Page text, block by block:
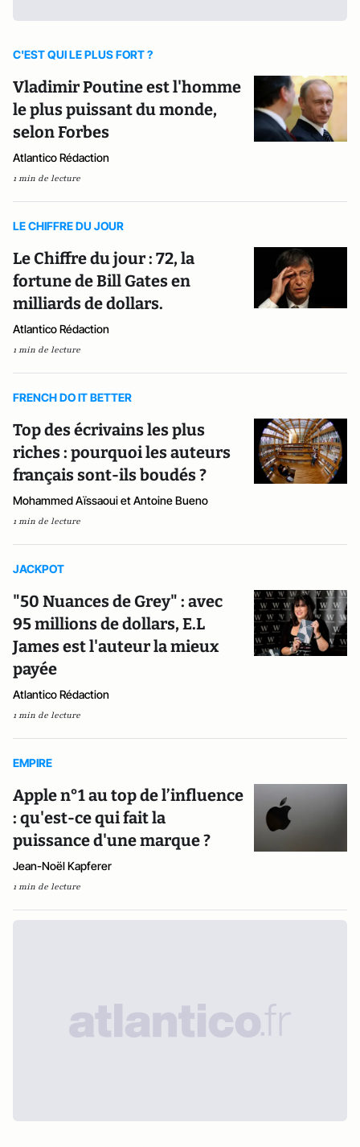
C'EST QUI LE PLUS FORT ?
Vladimir Poutine est l'homme
le plus puissant du monde,
selon Forbes
Atlantico Rédaction
1 min de lecture
LE CHIFFRE DU JOUR
Le Chiffre du jour : 72, la
fortune de Bill Gates en
milliards de dollars.
Atlantico Rédaction
1 min de lecture
FRENCH DO IT BETTER
Top des écrivains les plus
riches : pourquoi les auteurs
français sont-ils boudés ?
Mohammed Aïssaoui et Antoine Bueno
1 min de lecture
JACKPOT
"50 Nuances de Grey" : avec
95 millions de dollars, E.L
James est l'auteur la mieux
payée
Atlantico Rédaction
1 min de lecture
EMPIRE
Apple n°1 au top de l’influence
: qu'est-ce qui fait la
puissance d'une marque ?
Jean-Noël Kapferer
1 min de lecture